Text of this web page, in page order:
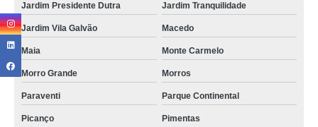
Jardim Presidente Dutra Jardim Tranquilidade
Jardim Vila Galvão Macedo
Maia Monte Carmelo
Morro Grande Morros
Paraventi Parque Continental
Picanço Pimentas